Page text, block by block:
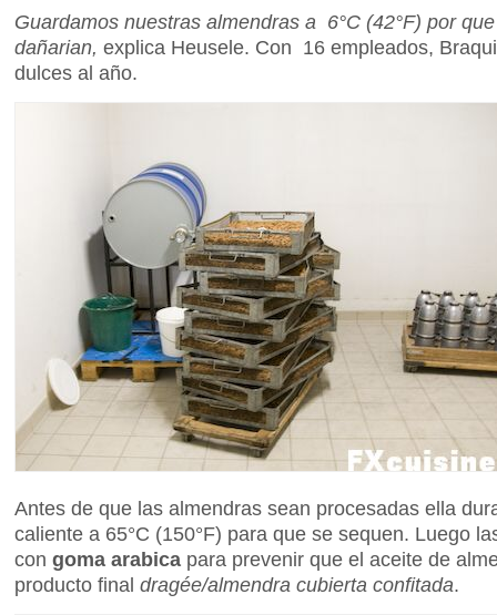
Guardamos nuestras almendras a 6°C (42°F) por
dañarian, explica Heusele. Con 16 empleados,
dulces al año.
Antes de que las almendras sean procesadas ella
caliente a 65°C (150°F) para que se sequen. Luego
con goma arabica para prevenir que el aceite de
producto final dragée/almendra cubierta confitada.